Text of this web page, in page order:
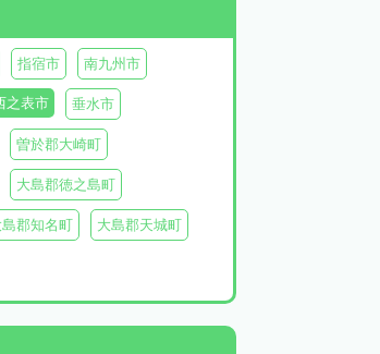
指宿市 南九州市
之表市 垂水市
曽於郡大崎町
大島郡徳之島町
島郡知名町 大島郡天城町